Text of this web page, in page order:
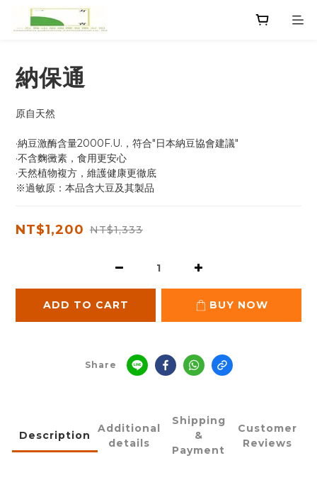
納保通
原自天然
·納豆激酶含量2000F.U.，符合"日本納豆協會建議"
·不含麴黴素，食用更安心
·天然植物複方，維護健康更徹底
※過敏原：本品含大豆及其製品
NT$1,200 NT$1,333
ADD TO CART BUY NOW
Share
Description
Additional
details
Shipping
&
Payment
Customer
Reviews